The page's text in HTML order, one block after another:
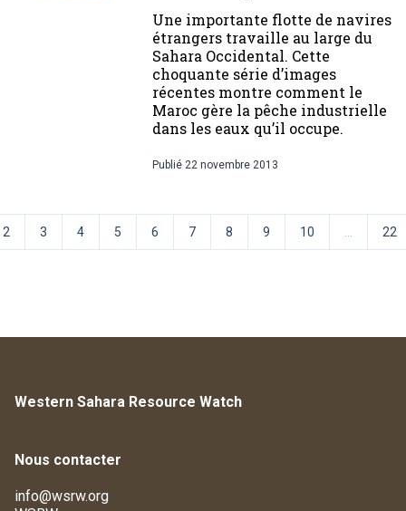
Une importante flotte de navires
étrangers travaille au large du
Sahara Occidental. Cette
choquante série d’images
récentes montre comment le
Maroc gère la pêche industrielle
dans les eaux qu’il occupe.
Publié 22 novembre 2013
2 3 4 5 6 7 8 9 10 22
Western Sahara Resource Watch
Nous contacter
info@wsrw.org